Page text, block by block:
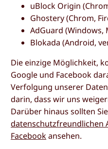
uBlock Origin
Ghostery (Chrom,
AdGuard (Windows,
Blokada (Android,
Die einzige Möglichkeit,
Google und Facebook
Verfolgung unserer
darin, dass wir uns
Darüber hinaus sollten
datenschutzfreundlichen
Facebookansehen.